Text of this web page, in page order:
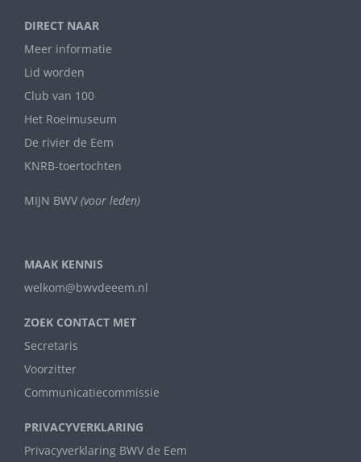
DIRECT NAAR
Meer informatie
Lid worden
Club van 100
Het Roeimuseum
De rivier de Eem
KNRB-toertochten
MIJN BWV (voor leden)
MAAK KENNIS
welkom@bwvdeeem.nl
ZOEK CONTACT MET
Secretaris
Voorzitter
Communicatiecommissie
PRIVACYVERKLARING
Privacyverklaring BWV de Eem